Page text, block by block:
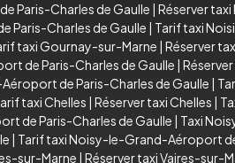
Paris-Charles de Gaulle Réserver
Paris-Charles de Gaulle Tarif taxi
taxi Gournay-sur-Marne Réserver
de Paris-Charles de Gaulle
de Paris-Charles de Gaulle
taxi Chelles Réserver taxi Chelles
de Paris-Charles de Gaulle Taxi
Tarif taxi Noisy-le-Grand-Aéroport
sur-Marne Réserver taxi Vaires-sur-